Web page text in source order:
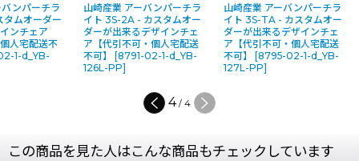
ンパーチラ
タムオーダー
ンチェア
人宅配送不
1-d_YB-
山崎産業 アーバンパーチラ
イト 3S-2A - カスタムオー
ダーが出来るデザインチェ
ア【代引不可・個人宅配送
不可】
[8791-02-1-d_YB-
126L-PP]
山崎産業 アーバンパーチラ
イト 3S-TA - カスタムオー
ダーが出来るデザインチェ
ア【代引不可・個人宅配送
不可】
[8795-02-1-d_YB-
127L-PP]
4/ 4
この商品を見た人はこんな商品もチェックしています